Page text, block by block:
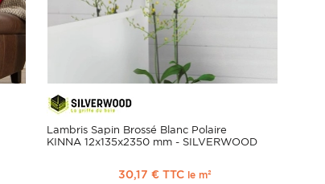
Lambris Sapin Brossé Blanc Polaire
KINNA 12x135x2350 mm - SILVERWOOD
30,17 € TTC le m²